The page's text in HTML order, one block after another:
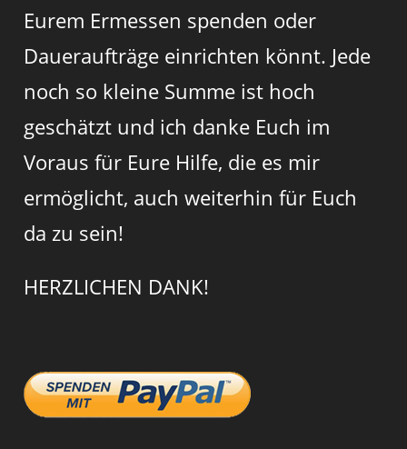
Eurem Ermessen spenden oder
Daueraufträge einrichten könnt. Jede
noch so kleine Summe ist hoch
geschätzt und ich danke Euch im
Voraus für Eure Hilfe, die es mir
ermöglicht, auch weiterhin für Euch
da zu sein!
HERZLICHEN DANK!